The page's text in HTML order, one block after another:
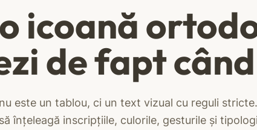
icoană
de fapt
este un tablou, ci un text vizual cu reguli
înțeleagă inscripțiile, culorile, gesturile și